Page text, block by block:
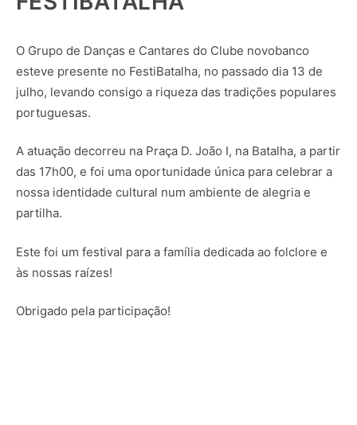
O Grupo de Danças e Cantares do Clube novobanco
esteve presente no FestiBatalha, no passado dia 13 de
julho, levando consigo a riqueza das tradições populares
portuguesas.
A atuação decorreu na Praça D. João I, na Batalha, a partir
das 17h00, e foi uma oportunidade única para celebrar a
nossa identidade cultural num ambiente de alegria e
partilha.
Este foi um festival para a família dedicada ao folclore e
às nossas raízes!
Obrigado pela participação!